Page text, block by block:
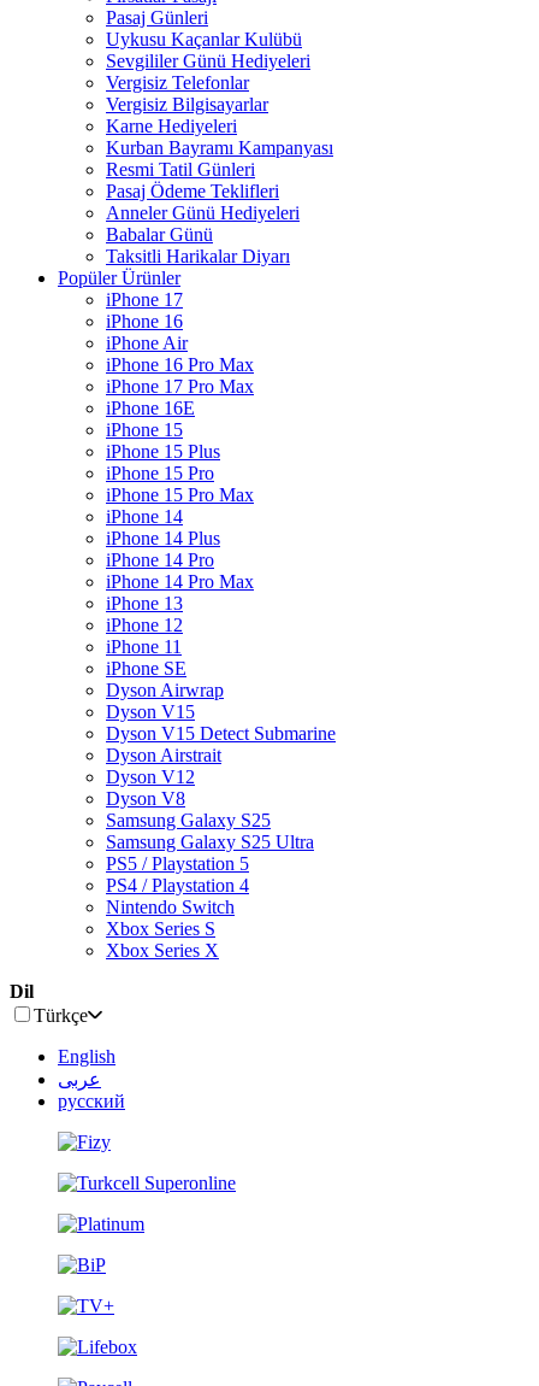
Pasaj Günleri
Uykusu Kaçanlar Kulübü
Sevgililer Günü Hediyeleri
Vergisiz Telefonlar
Vergisiz Bilgisayarlar
Karne Hediyeleri
Kurban Bayramı Kampanyası
Resmi Tatil Günleri
Pasaj Ödeme Teklifleri
Anneler Günü Hediyeleri
Babalar Günü
Taksitli Harikalar Diyarı
Popüler Ürünler
iPhone 17
iPhone 16
iPhone Air
iPhone 16 Pro Max
iPhone 17 Pro Max
iPhone 16E
iPhone 15
iPhone 15 Plus
iPhone 15 Pro
iPhone 15 Pro Max
iPhone 14
iPhone 14 Plus
iPhone 14 Pro
iPhone 14 Pro Max
iPhone 13
iPhone 12
iPhone 11
iPhone SE
Dyson Airwrap
Dyson V15
Dyson V15 Detect Submarine
Dyson Airstrait
Dyson V12
Dyson V8
Samsung Galaxy S25
Samsung Galaxy S25 Ultra
PS5 / Playstation 5
PS4 / Playstation 4
Nintendo Switch
Xbox Series S
Xbox Series X
Dil
Türkçe
English
عربى
русский